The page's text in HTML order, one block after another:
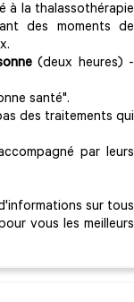
à la thalassothérapie
des moments de
(deux heures) -
santé".
des traitements qui
par leurs
sur tous
vous les meilleurs